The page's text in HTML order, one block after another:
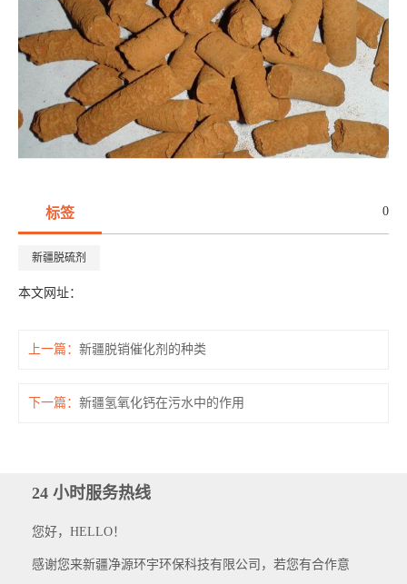
标签 0
新疆脱硫剂
本文网址：
上一篇：新疆脱销催化剂的种类
下一篇：新疆氢氧化钙在污水中的作用
24 小时服务热线
您好，HELLO！
感谢您来新疆净源环宇环保科技有限公司，若您有合作意